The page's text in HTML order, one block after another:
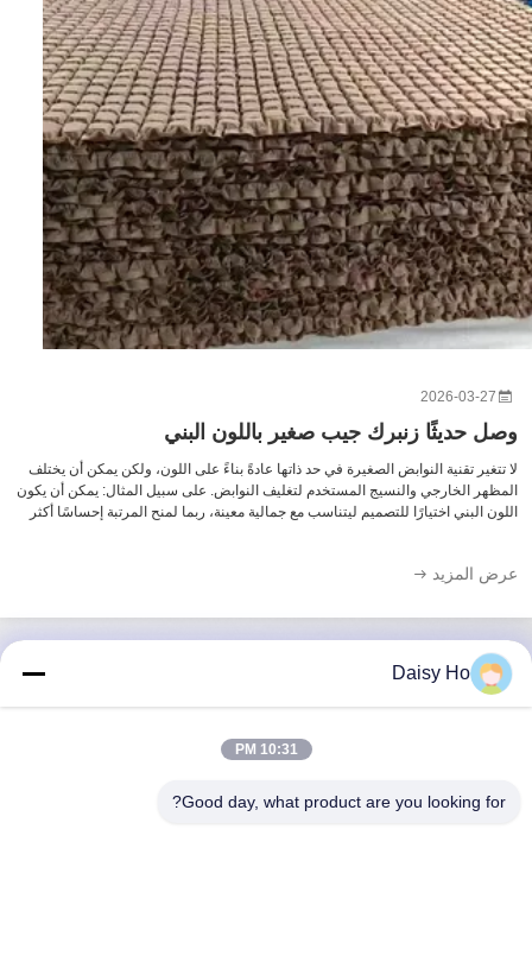
2026-03-27
وصل حديثًا زنبرك جيب صغير باللون البني
لا تتغير تقنية النوابض الصغيرة في حد ذاتها عادةً بناءً على اللون، ولكن يمكن أن يختلف
المظهر الخارجي والنسيج المستخدم لتغليف النوابض. على سبيل المثال: يمكن أن يكون
اللون البني اختيارًا للتصميم ليتناسب مع جمالية معينة، ربما لمنح المرتبة إحساسًا أكثر
عرض المزيد
منطقة فوان الصناعية، مقاطعة غومينغ، مدينة فوشان، قوانغدونغ،
Daisy Ho
10:31 PM
Good day, what product are you looking for?